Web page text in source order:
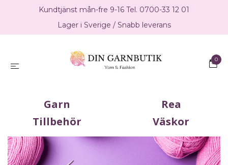
Kundtjänst mån-fre 9-16 Tel. 0700-33 12 01
Lager i Sverige / Snabb leverans
0
Garn
Rea
Tillbehör
Väskor